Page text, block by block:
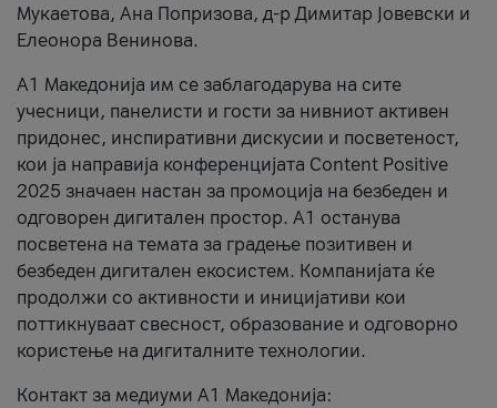
Мукаетова, Ана Попризова, д-р Димитар Јовевски и
Елеонора Венинова.
А1 Македонија им се заблагодарува на сите
учесници, панелисти и гости за нивниот активен
придонес, инспиративни дискусии и посветеност,
кои ја направија конференцијата Content Positive
2025 значаен настан за промоција на безбеден и
одговорен дигитален простор. А1 останува
посветена на темата за градење позитивен и
безбеден дигитален екосистем. Компанијата ќе
продолжи со активности и иницијативи кои
поттикнуваат свесност, образование и одговорно
користење на дигиталните технологии.
Контакт за медиуми А1 Македонија: